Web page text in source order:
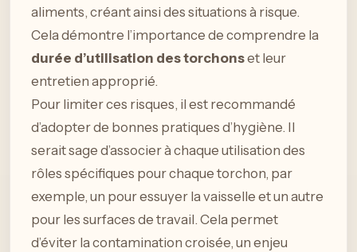
aliments, créant ainsi des situations à risque.
Cela démontre l’importance de comprendre la
durée d’utilisation des torchonset leur
entretien approprié.
Pour limiter ces risques, il est recommandé
d’adopter de bonnes pratiques d’hygiène. Il
serait sage d’associer à chaque utilisation des
rôles spécifiques pour chaque torchon, par
exemple, un pour essuyer la vaisselle et un autre
pour les surfaces de travail. Cela permet
d’éviter la contamination croisée, un enjeu